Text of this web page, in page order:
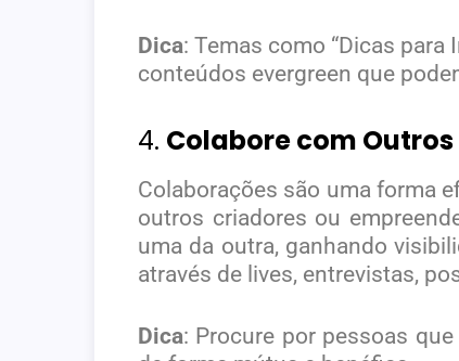
Dica: Temas como “Dicas
conteúdos evergreen que
4. Colabore com
Colaborações são uma forma
outros criadores ou
uma da outra, ganhando
através de lives, entrevistas,
Dica: Procure por pessoas